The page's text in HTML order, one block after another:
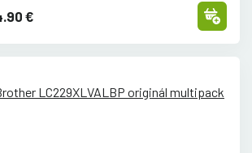
€
LC229XLVALBP originál multipack